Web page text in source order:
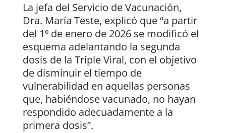
La jefa del Servicio de Vacunación,
Dra. María Teste, explicó que “a partir
del 1º de enero de 2026 se modificó el
esquema adelantando la segunda
dosis de la Triple Viral, con el objetivo
de disminuir el tiempo de
vulnerabilidad en aquellas personas
que, habiéndose vacunado, no hayan
respondido adecuadamente a la
primera dosis”.